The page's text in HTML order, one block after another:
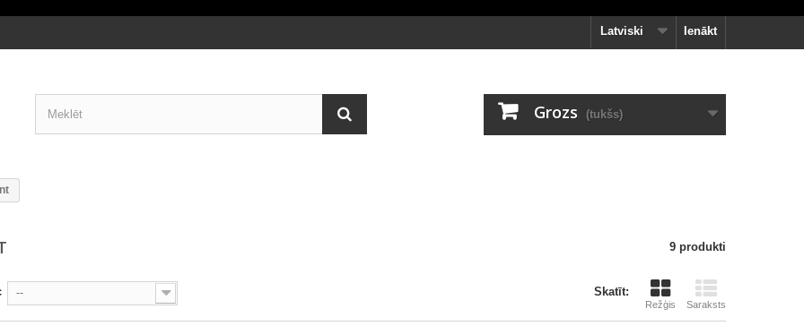
Ienākt
Latviski
Grozs (tukšs)
9 produkti
Skatīt:
Režģis Saraksts
--